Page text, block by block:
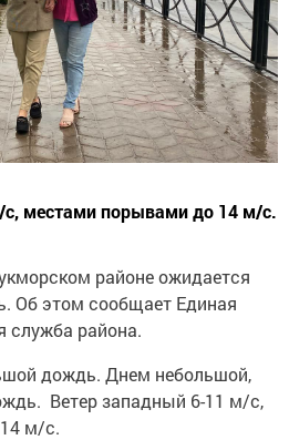
местами порывами до 14 м/с.
районе ожидается
Об этом сообщает Единая
служба района.
дождь. Днем небольшой,
Ветер западный 6-11 м/с,
м/с.